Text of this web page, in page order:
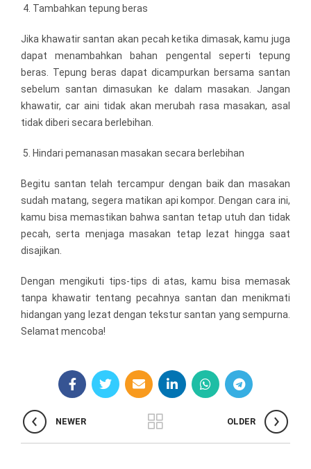
Tambahkan tepung beras
Jika khawatir santan akan pecah ketika dimasak, kamu juga
dapat menambahkan bahan pengental seperti tepung
beras. Tepung beras dapat dicampurkan bersama santan
sebelum santan dimasukan ke dalam masakan. Jangan
khawatir, car aini tidak akan merubah rasa masakan, asal
tidak diberi secara berlebihan.
Hindari pemanasan masakan secara berlebihan
Begitu santan telah tercampur dengan baik dan masakan
sudah matang, segera matikan api kompor. Dengan cara ini,
kamu bisa memastikan bahwa santan tetap utuh dan tidak
pecah, serta menjaga masakan tetap lezat hingga saat
disajikan.
Dengan mengikuti tips-tips di atas, kamu bisa memasak
tanpa khawatir tentang pecahnya santan dan menikmati
hidangan yang lezat dengan tekstur santan yang sempurna.
Selamat mencoba!
NEWER OLDER